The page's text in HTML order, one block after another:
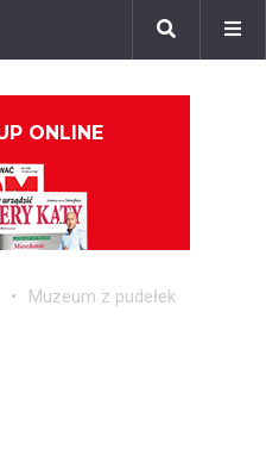
ONLINE
Muzeum z pudełek